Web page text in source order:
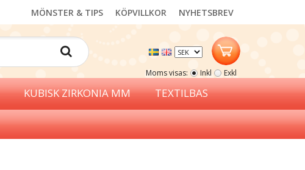
NYHETSBREV
KÖPVILLKOR
MÖNSTER & TIPS
Moms visas: Inkl Exkl
KUBISK ZIRKONIA MM TEXTILBAS